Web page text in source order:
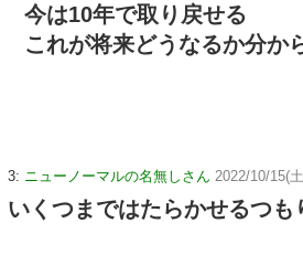
今は10年で取り戻せる
これが将来どうなるか分か
3: ニューノーマルの名無しさん 2022/10/15(
いくつまではたらかせるつも